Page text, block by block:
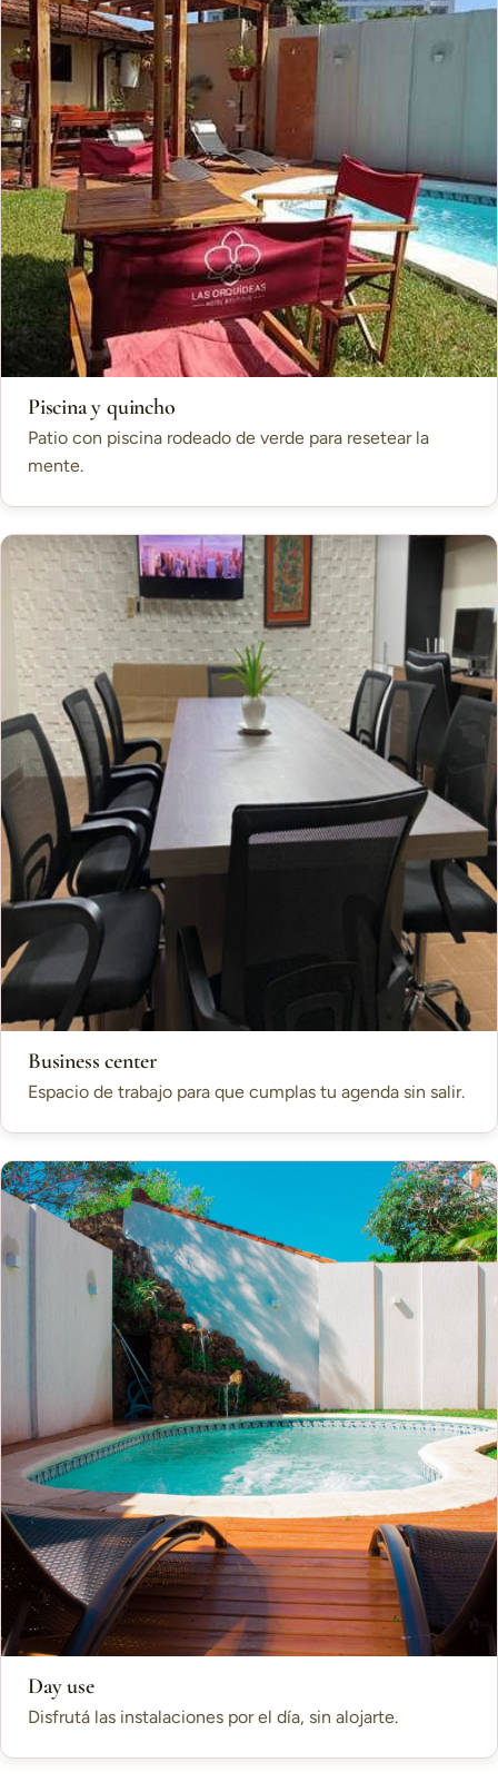
Piscina y quincho
Patio con piscina rodeado de verde para resetear la
mente.
Business center
Espacio de trabajo para que cumplas tu agenda sin salir.
Day use
Disfrutá las instalaciones por el día, sin alojarte.